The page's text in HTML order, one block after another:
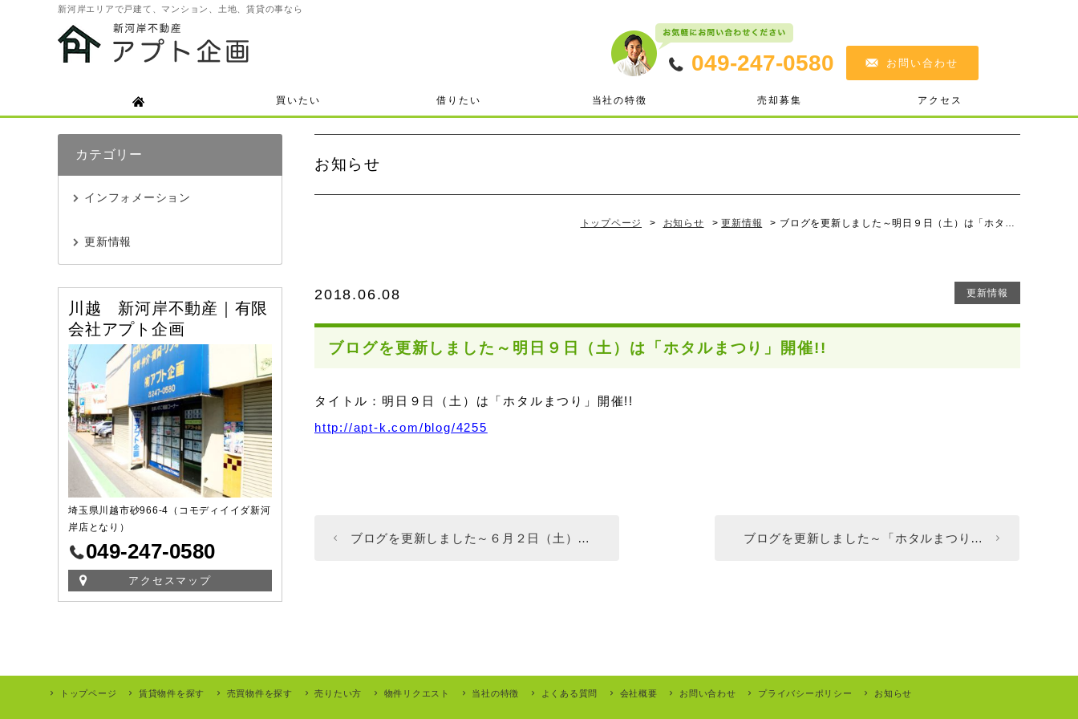
新河岸エリアで戸建て、マンション、土地、賃貸の事なら
049-247-0580 お問い合わせ
買いたい 借りたい 当社の特徴 売却募集 アクセス
お知らせ
トップページ > お知らせ > 更新情報 > ブログを更新しました～明日９日（土）は「ホタルまつり」開催!!
2018.06.08 更新情報
ブログを更新しました～明日９日（土）は「ホタルまつり」開催!!
タイトル：明日９日（土）は「ホタルまつり」開催!!
http://apt-k.com/blog/4255
ブログを更新しました～６月２日（土）… ブログを更新しました～「ホタルまつり…
カテゴリー
インフォメーション
更新情報
川越 新河岸不動産｜有限
会社アプト企画
埼玉県川越市砂966-4（コモディイイダ新河
岸店となり）
049-247-0580
アクセスマップ
トップページ 賃貸物件を探す 売買物件を探す 売りたい方 物件リクエスト 当社の特徴 よくある質問 会社概要 お問い合わせ プライバシーポリシー お知らせ